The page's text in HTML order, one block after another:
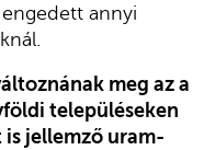
annyi
meg aza
településeken
is jellemző uram-